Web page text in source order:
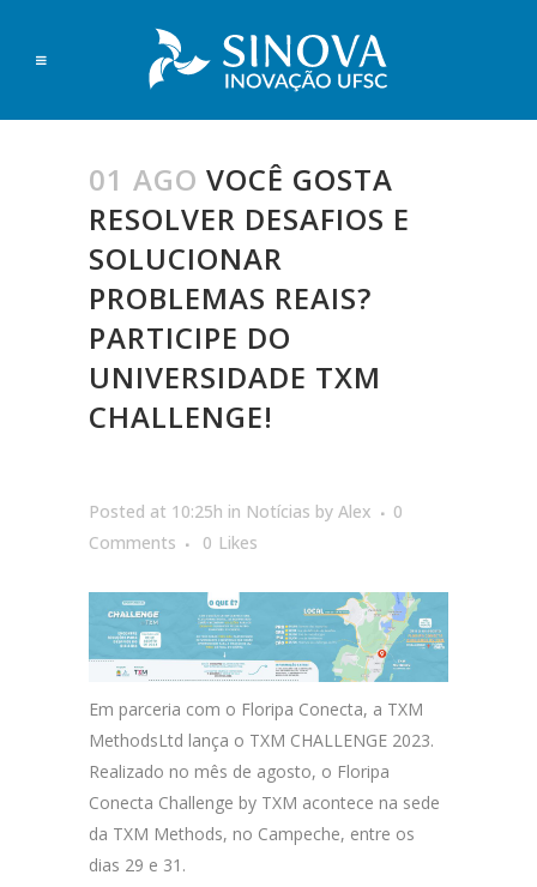
01 AGO VOCÊ GOSTA
RESOLVER DESAFIOS E
SOLUCIONAR
PROBLEMAS REAIS?
PARTICIPE DO
UNIVERSIDADE TXM
CHALLENGE!
Posted at 10:25h in Notícias by Alex
0
Comments
0 Likes
Em parceria com o Floripa Conecta, a TXM
MethodsLtd lança o TXM CHALLENGE 2023.
Realizado no mês de agosto, o Floripa
Conecta Challenge by TXM acontece na sede
da TXM Methods, no Campeche, entre os
dias 29 e 31.